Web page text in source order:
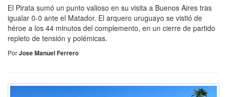
El Pirata sumó un punto valioso en su visita a Buenos Aires tras
igualar 0-0 ante el Matador. El arquero uruguayo se vistió de
héroe a los 44 minutos del complemento, en un cierre de partido
repleto de tensión y polémicas.
PorJose Manuel Ferrero